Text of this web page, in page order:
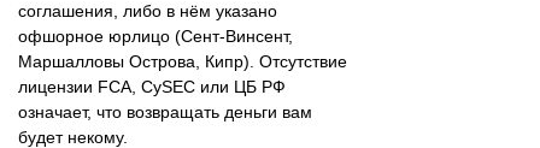
соглашения, либо в нём указано
офшорное юрлицо (Сент-Винсент,
Маршалловы Острова, Кипр). Отсутствие
лицензии FCA, CySEC или ЦБ РФ
означает, что возвращать деньги вам
будет некому.